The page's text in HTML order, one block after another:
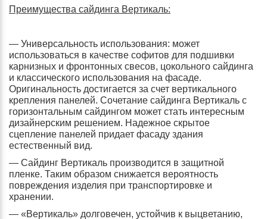
Преимущества сайдинга Вертикаль:
— Универсальность использования: может
использоваться в качестве софитов для подшивки
карнизных и фронтонных свесов, цокольного сайдинга
и классического использования на фасаде.
Оригинальность достигается за счет вертикального
крепления панелей. Сочетание сайдинга Вертикаль с
горизонтальным сайдингом может стать интересным
дизайнерским решением. Надежное скрытое
сцепление панелей придает фасаду здания
естественный вид.
— Сайдинг Вертикаль производится в защитной
пленке. Таким образом снижается вероятность
повреждения изделия при транспортировке и
хранении.
— «Вертикаль» долговечен, устойчив к выцветанию,